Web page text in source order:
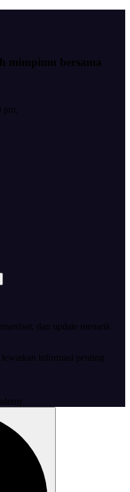
mimpimu bersama
pm,
dan update menarik
informasi penting